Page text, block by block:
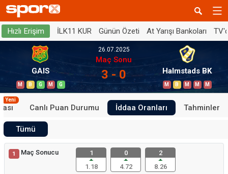
Hızlı Erişim İLK11 KUR Günün Özeti At Yarışı Bankoları
GAIS
M B G M G
26.07.2025
Maç Sonu
3 - 0 Halmstads BK
M B M M M
Yeni
Canlı Puan Durumu İddaa Oranları Tahminler
Tümü
1 Maç Sonucu
1
1.18
0
4.72
2
8.26